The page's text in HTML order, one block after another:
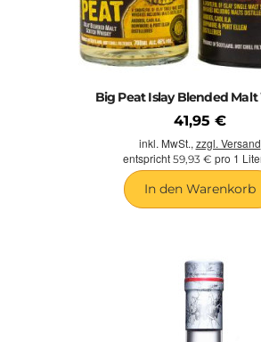
Big Peat Islay Blended
41,95 €
inkl. MwSt., zzgl. Versand
entspricht 59,93 € pro 1
In den Warenkorb